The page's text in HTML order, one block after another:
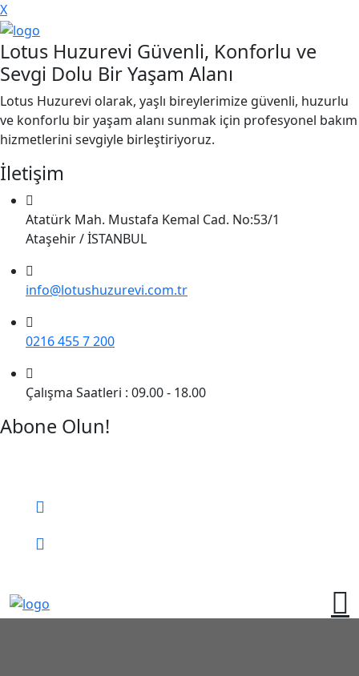
X
Lotus Huzurevi Güvenli, Konforlu ve
Sevgi Dolu Bir Yaşam Alanı
Lotus Huzurevi olarak, yaşlı bireylerimize güvenli, huzurlu
ve konforlu bir yaşam alanı sunmak için profesyonel bakım
hizmetlerini sevgiyle birleştiriyoruz.
İletişim
Atatürk Mah. Mustafa Kemal Cad. No:53/1
Ataşehir / İSTANBUL
info@lotushuzurevi.com.tr
0216 455 7 200
Çalışma Saatleri : 09.00 - 18.00
Abone Olun!